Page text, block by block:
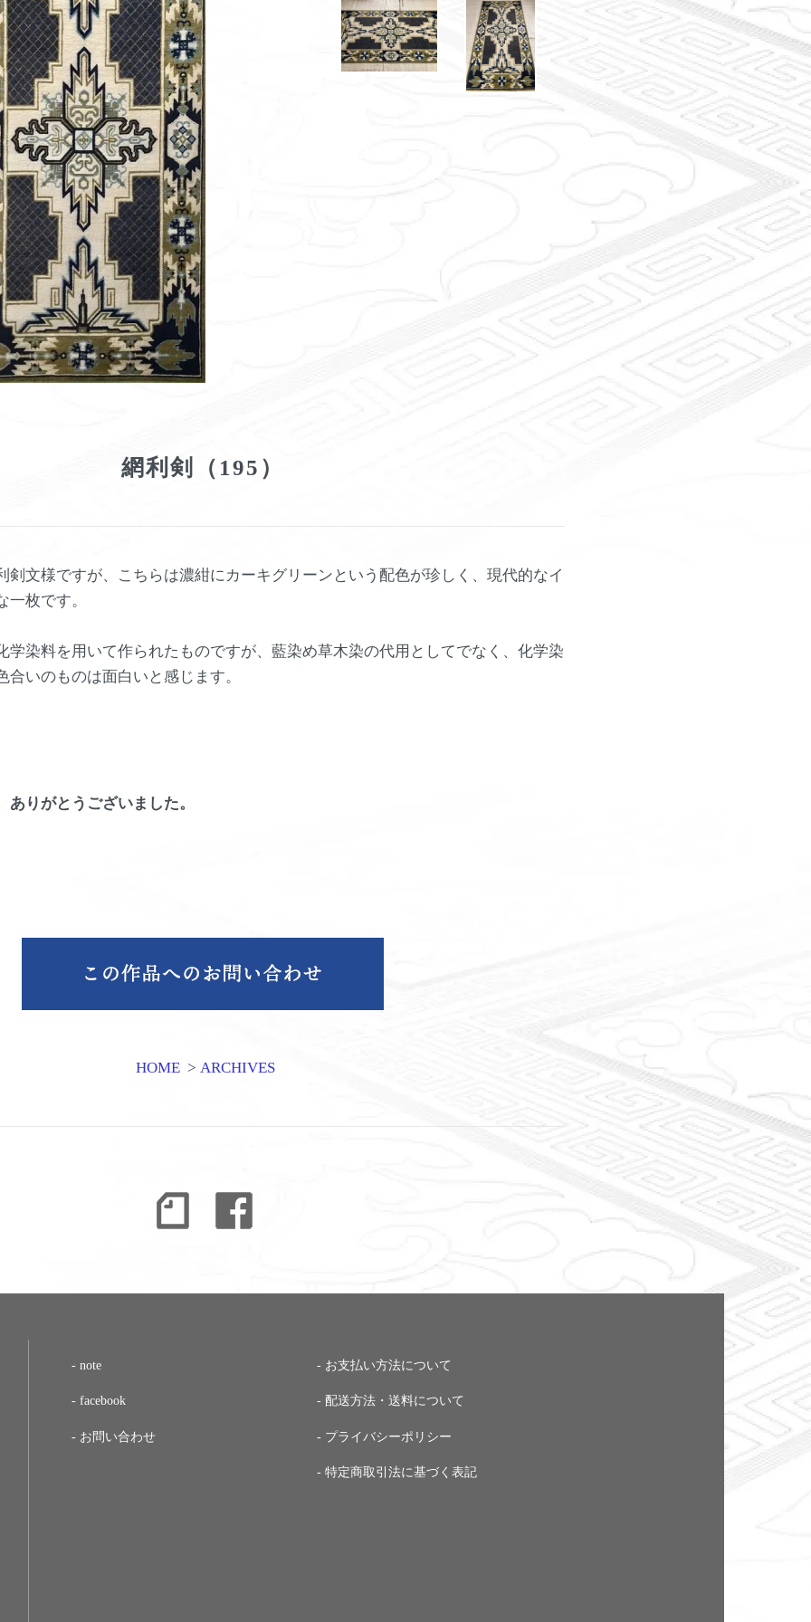
網利剣（195）
剣文様ですが、こちらは濃紺にカーキグリーンという配色が珍しく、現代的なイ
一枚です。
学染料を用いて作られたものですが、藍染め草木染の代用としてでなく、化学染
いのものは面白いと感じます。
ありがとうございました。
HOME> ARCHIVES
note
facebook
お問い合わせ
お支払い方法について
配送方法・送料について
プライバシーポリシー
特定商取引法に基づく表記